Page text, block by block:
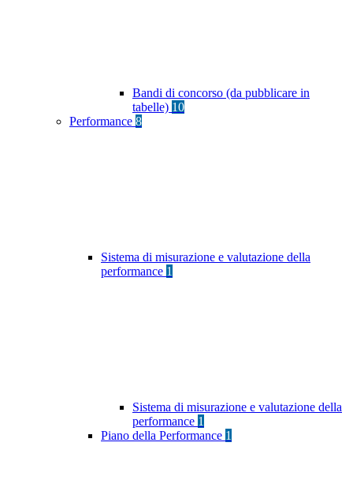
Bandi di concorso (da pubblicare in
tabelle) 10
Performance 8
Sistema di misurazione e valutazione della
performance 1
Sistema di misurazione e valutazione della
performance 1
Piano della Performance 1